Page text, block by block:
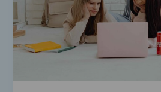
aliado
para
promover
la
sexual